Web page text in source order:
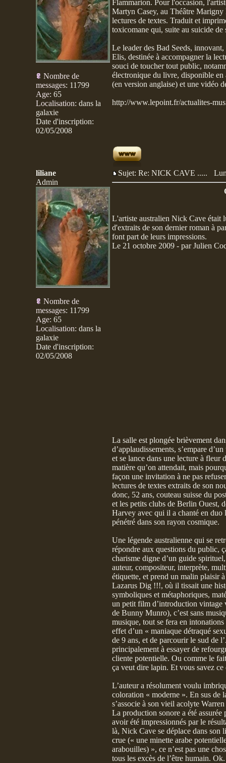
Nombre de
messages: 11799
Age: 65
Localisation: dans la
galaxie
Date d'inscription:
02/05/2008
Flammarion. Pour l'occasion,
Martyn Casey, au Théâtre Marigny
lectures de textes. Traduit et
toxicomane qui, suite au suicide
Le leader des Bad Seeds,
Elis, destinée à accompagner la
souci de toucher tout public,
électronique du livre, disponible
(en version anglaise) et une vidéo
http://www.lepoint.fr/actualites-
liliane
Admin
Nombre de
messages: 11799
Age: 65
Localisation: dans la
galaxie
Date d'inscription:
02/05/2008
Sujet: Re: NICK CAVE .....
L'artiste australien Nick Cave était
d'extraits de son dernier roman à
font part de leurs impressions.
Le 21 octobre 2009 - par Julien
La salle est plongée brièvement
d’applaudissements, s’empare
et se lance dans une lecture à fleur
matière qu’on attendait, mais
façon une invitation à ne pas
lectures de textes extraits de son
donc, 52 ans, couteau suisse du
et les petits clubs de Berlin Ouest,
Harvey avec qui il a chanté en duo
pénétré dans son rayon cosmique.
Une légende australienne qui se
répondre aux questions du public,
charisme digne d’un guide
auteur, compositeur, interprète,
étiquette, et prend un malin plaisir
Lazarus Dig !!!, où il tissait une
symboliques et métaphoriques,
un petit film d’introduction vintage
de Bunny Munro), c’est sans
musique, tout se fera en
effet d’un « maniaque détraqué
de 9 ans, et de parcourir le sud de
principalement à essayer de
cliente potentielle. Ou comme le
ça veut dire lapin. Et vous savez ce
L’auteur a résolument voulu
coloration « moderne ». En sus de
s’associe à son vieil acolyte
La production sonore a été
avoir été impressionnés par le
là, Nick Cave se déplace dans son
crue (« une minette arabe
arabouilles) », ce n’est pas une
tous les excès de l’être humain.